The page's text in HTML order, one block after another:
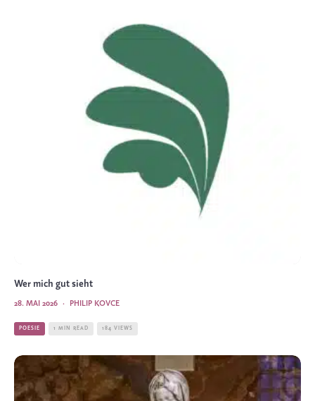
Wer mich gut sieht
PHILIP KOVCE
·
28. MAI 2026
POESIE 1 MIN READ 184 VIEWS